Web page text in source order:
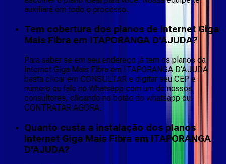
auxiliará em todo o processo.
Tem cobertura dos planos de internet Giga
Mais Fibra em ITAPORANGA D'AJUDA?
Para saber se em seu endereço já tem os planos da
Internet Giga Mais Fibra em ITAPORANGA D'AJUDA
basta clicar em CONSULTAR e digitar seu CEP e
número ou fale no Whatsapp com um de nossos
consultores, clicando no botão do whatsapp ou
CONTRATAR AGORA.
Quanto custa a instalação dos planos
Internet Giga Mais Fibra em ITAPORANGA
D'AJUDA?